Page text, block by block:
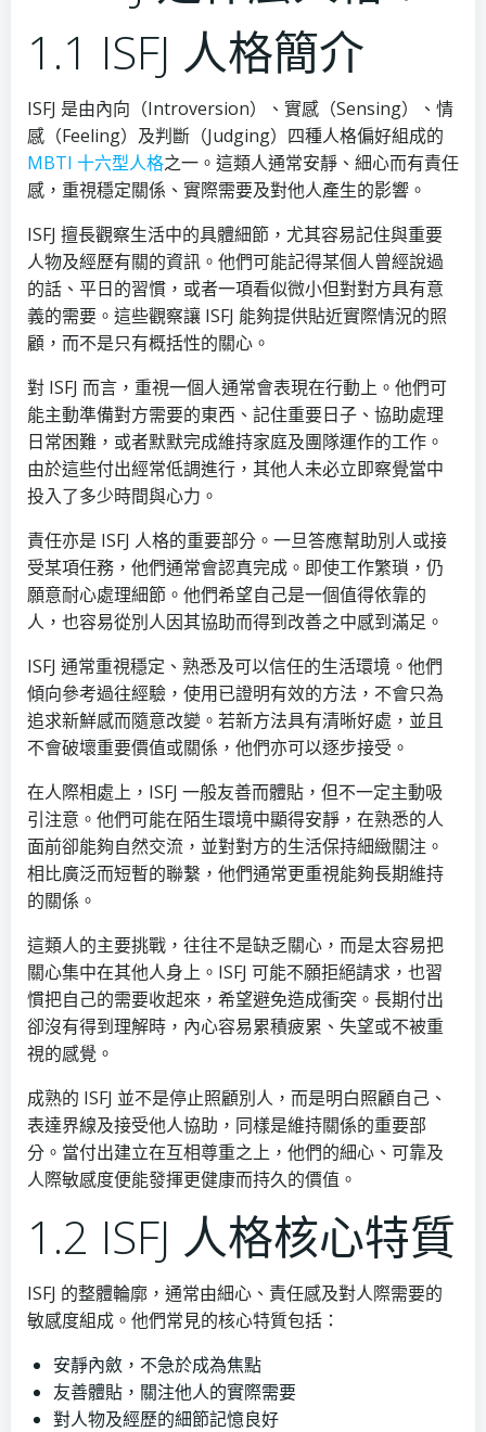
1.1 ISFJ 人格簡介
ISFJ 是由內向（Introversion）、實感（Sensing）、情
感（Feeling）及判斷（Judging）四種人格偏好組成的
MBTI 十六型人格之一。這類人通常安靜、細心而有責任
感，重視穩定關係、實際需要及對他人產生的影響。
ISFJ 擅長觀察生活中的具體細節，尤其容易記住與重要
人物及經歷有關的資訊。他們可能記得某個人曾經說過
的話、平日的習慣，或者一項看似微小但對對方具有意
義的需要。這些觀察讓 ISFJ 能夠提供貼近實際情況的照
顧，而不是只有概括性的關心。
對 ISFJ 而言，重視一個人通常會表現在行動上。他們可
能主動準備對方需要的東西、記住重要日子、協助處理
日常困難，或者默默完成維持家庭及團隊運作的工作。
由於這些付出經常低調進行，其他人未必立即察覺當中
投入了多少時間與心力。
責任亦是 ISFJ 人格的重要部分。一旦答應幫助別人或接
受某項任務，他們通常會認真完成。即使工作繁瑣，仍
願意耐心處理細節。他們希望自己是一個值得依靠的
人，也容易從別人因其協助而得到改善之中感到滿足。
ISFJ 通常重視穩定、熟悉及可以信任的生活環境。他們
傾向參考過往經驗，使用已證明有效的方法，不會只為
追求新鮮感而隨意改變。若新方法具有清晰好處，並且
不會破壞重要價值或關係，他們亦可以逐步接受。
在人際相處上，ISFJ 一般友善而體貼，但不一定主動吸
引注意。他們可能在陌生環境中顯得安靜，在熟悉的人
面前卻能夠自然交流，並對對方的生活保持細緻關注。
相比廣泛而短暫的聯繫，他們通常更重視能夠長期維持
的關係。
這類人的主要挑戰，往往不是缺乏關心，而是太容易把
關心集中在其他人身上。ISFJ 可能不願拒絕請求，也習
慣把自己的需要收起來，希望避免造成衝突。長期付出
卻沒有得到理解時，內心容易累積疲累、失望或不被重
視的感覺。
成熟的 ISFJ 並不是停止照顧別人，而是明白照顧自己、
表達界線及接受他人協助，同樣是維持關係的重要部
分。當付出建立在互相尊重之上，他們的細心、可靠及
人際敏感度便能發揮更健康而持久的價值。
1.2 ISFJ 人格核心特質
ISFJ 的整體輪廓，通常由細心、責任感及對人際需要的
敏感度組成。他們常見的核心特質包括：
安靜內斂，不急於成為焦點
友善體貼，關注他人的實際需要
對人物及經歷的細節記憶良好